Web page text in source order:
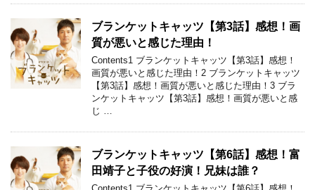
ブランケットキャッツ【第3話】感想！画
質が悪いと感じた理由！
Contents1 ブランケットキャッツ【第3話】感想！
画質が悪いと感じた理由！2 ブランケットキャッツ
【第3話】感想！画質が悪いと感じた理由！3 ブラ
ンケットキャッツ【第3話】感想！画質が悪いと感
じ …
ブランケットキャッツ【第6話】感想！富
田靖子と子役の好演！兄妹は誰？